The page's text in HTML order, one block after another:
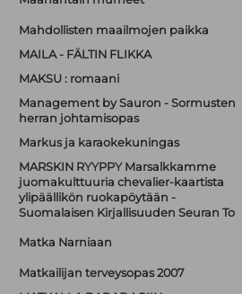
Mahdollisten maailmojen paikka
MAILA - FÄLTIN FLIKKA
MAKSU : romaani
Management by Sauron - Sormusten
herran johtamisopas
Markus ja karaokekuningas
MARSKIN RYYPPY Marsalkkamme
juomakulttuuria chevalier-kaartista
ylipäällikön ruokapöytään -
Suomalaisen Kirjallisuuden Seuran To
Matka Narniaan
Matkailijan terveysopas 2007